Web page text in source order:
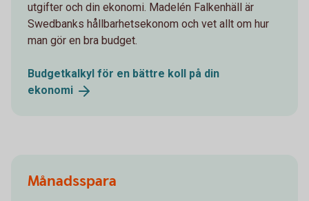
utgifter och din ekonomi. Madelén Falkenhäll är
Swedbanks hållbarhetsekonom och vet allt om hur
man gör en bra budget.
Budgetkalkyl för en bättre koll på din
ekonomi
Månadsspara